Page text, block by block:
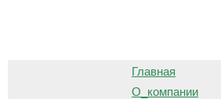
Главная
О_компании